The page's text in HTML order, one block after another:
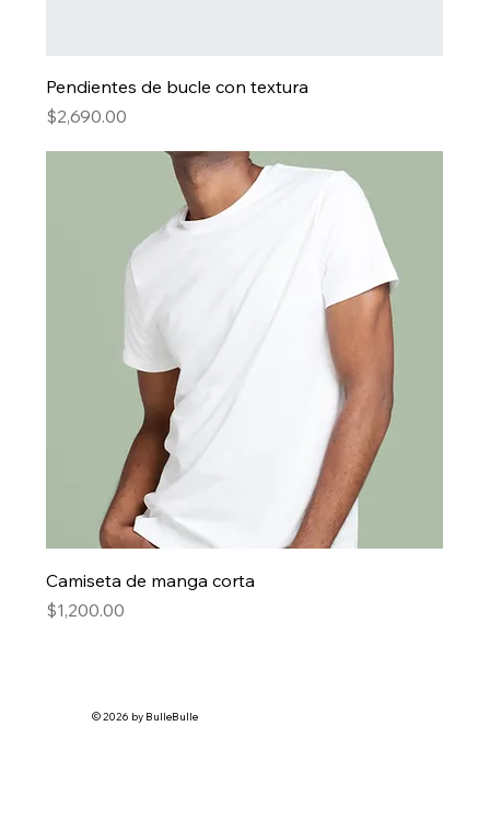
Pendientes de bucle con textura
Precio
$2,690.00
Camiseta de manga corta
Precio
$1,200.00
© 2026 by BulleBulle